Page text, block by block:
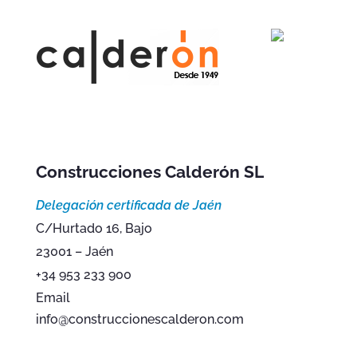
Construcciones Calderón SL
Delegación certificada de Jaén
C/Hurtado 16, Bajo
23001 – Jaén
+34 953 233 900
Email
info@construccionescalderon.com